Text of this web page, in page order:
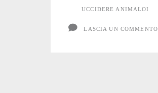
UCCIDERE ANIMALOI
LASCIA UN COMMENTO